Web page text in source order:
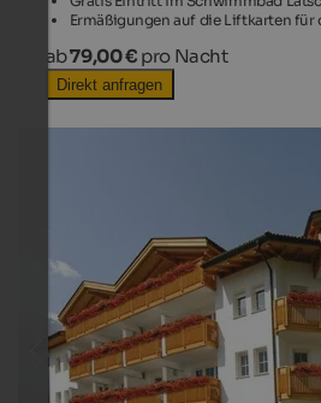
Ermäßigungen auf die Liftkarten für
ab79,00 € pro Nacht
Direkt anfragen